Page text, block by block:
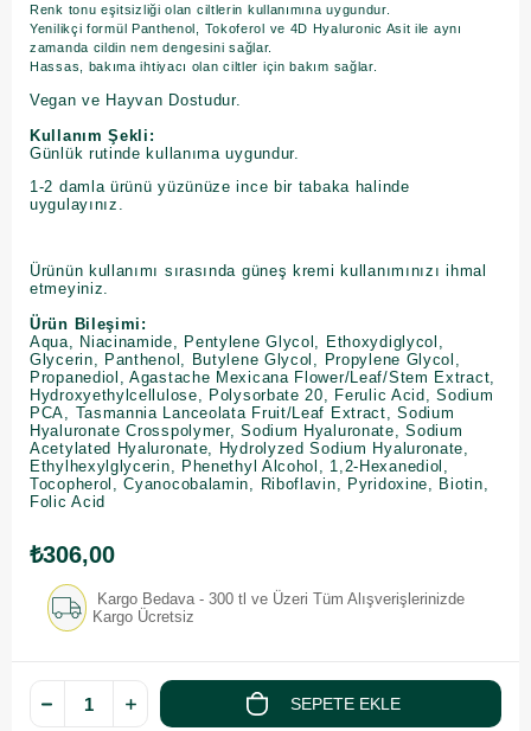
Renk tonu eşitsizliği olan ciltlerin kullanımına uygundur.
Yenilikçi formül Panthenol, Tokoferol ve 4D Hyaluronic Asit ile aynı
zamanda cildin nem dengesini sağlar.
Hassas, bakıma ihtiyacı olan ciltler için bakım sağlar.
Vegan ve Hayvan Dostudur.
Kullanım Şekli:
Günlük rutinde kullanıma uygundur.
1-2 damla ürünü yüzünüze ince bir tabaka halinde
uygulayınız.
Ürünün kullanımı sırasında güneş kremi kullanımınızı ihmal
etmeyiniz.
Ürün Bileşimi:
Aqua, Niacinamide, Pentylene Glycol, Ethoxydiglycol,
Glycerin, Panthenol, Butylene Glycol, Propylene Glycol,
Propanediol, Agastache Mexicana Flower/Leaf/Stem Extract,
Hydroxyethylcellulose, Polysorbate 20, Ferulic Acid, Sodium
PCA, Tasmannia Lanceolata Fruit/Leaf Extract, Sodium
Hyaluronate Crosspolymer, Sodium Hyaluronate, Sodium
Acetylated Hyaluronate, Hydrolyzed Sodium Hyaluronate,
Ethylhexylglycerin, Phenethyl Alcohol, 1,2-Hexanediol,
Tocopherol, Cyanocobalamin, Riboflavin, Pyridoxine, Biotin,
Folic Acid
₺306,00
Kargo Bedava - 300 tl ve Üzeri Tüm Alışverişlerinizde
Kargo Ücretsiz